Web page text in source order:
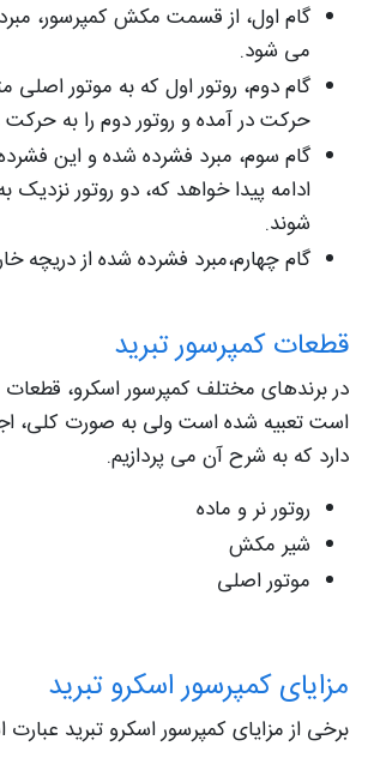
گام اول، از قسمت مکش کمپرسور،
می شود.
گام دوم، روتور اول که به موتور
حرکت در آمده و روتور دوم را به حرکت
گام سوم، مبرد فشرده شده و این
ادامه پیدا خواهد که، دو روتور نزدیک
شوند.
گام چهارم،مبرد فشرده شده از دریچه
قطعات کمپرسور تبرید
در برندهای مختلف کمپرسور اسکرو،
است تعبیه شده است ولی به صورت کلی،
دارد که به شرح آن می پردازیم.
روتور نر و ماده
شیر مکش
موتور اصلی
مزایای کمپرسور اسکرو تبرید
برخی از مزایای کمپرسور اسکرو تبرید